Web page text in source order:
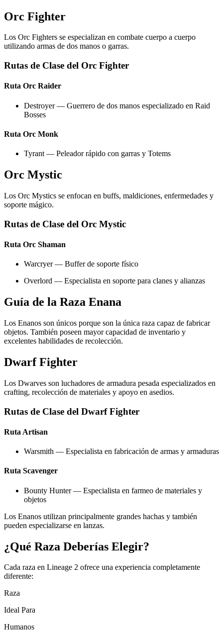
Orc Fighter
Los Orc Fighters se especializan en combate cuerpo a cuerpo
utilizando armas de dos manos o garras.
Rutas de Clase del Orc Fighter
Ruta Orc Raider
Destroyer — Guerrero de dos manos especializado en Raid
Bosses
Ruta Orc Monk
Tyrant — Peleador rápido con garras y Totems
Orc Mystic
Los Orc Mystics se enfocan en buffs, maldiciones, enfermedades y
soporte mágico.
Rutas de Clase del Orc Mystic
Ruta Orc Shaman
Warcryer — Buffer de soporte físico
Overlord — Especialista en soporte para clanes y alianzas
Guía de la Raza Enana
Los Enanos son únicos porque son la única raza capaz de fabricar
objetos. También poseen mayor capacidad de inventario y
excelentes habilidades de recolección.
Dwarf Fighter
Los Dwarves son luchadores de armadura pesada especializados en
crafting, recolección de materiales y apoyo en asedios.
Rutas de Clase del Dwarf Fighter
Ruta Artisan
Warsmith — Especialista en fabricación de armas y armaduras
Ruta Scavenger
Bounty Hunter — Especialista en farmeo de materiales y
objetos
Los Enanos utilizan principalmente grandes hachas y también
pueden especializarse en lanzas.
¿Qué Raza Deberías Elegir?
Cada raza en Lineage 2 ofrece una experiencia completamente
diferente:
Raza
Ideal Para
Humanos